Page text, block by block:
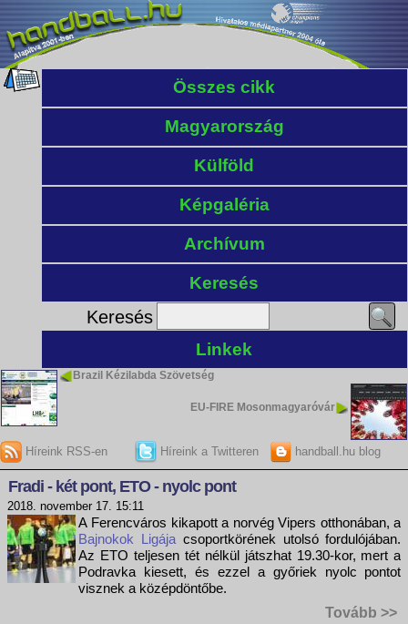
Összes cikk
Magyarország
Külföld
Képgaléria
Archívum
Keresés
Keresés
Linkek
Brazil Kézilabda Szövetség
EU-FIRE Mosonmagyaróvár
Híreink RSS-en Híreink a Twitteren handball.hu blog
Fradi - két pont, ETO - nyolc pont
2018. november 17. 15:11
A Ferencváros kikapott a norvég Vipers otthonában, a
Bajnokok Ligája csoportkörének utolsó fordulójában.
Az ETO teljesen tét nélkül játszhat 19.30-kor, mert a
Podravka kiesett, és ezzel a győriek nyolc pontot
visznek a középdöntőbe.
Tovább >>